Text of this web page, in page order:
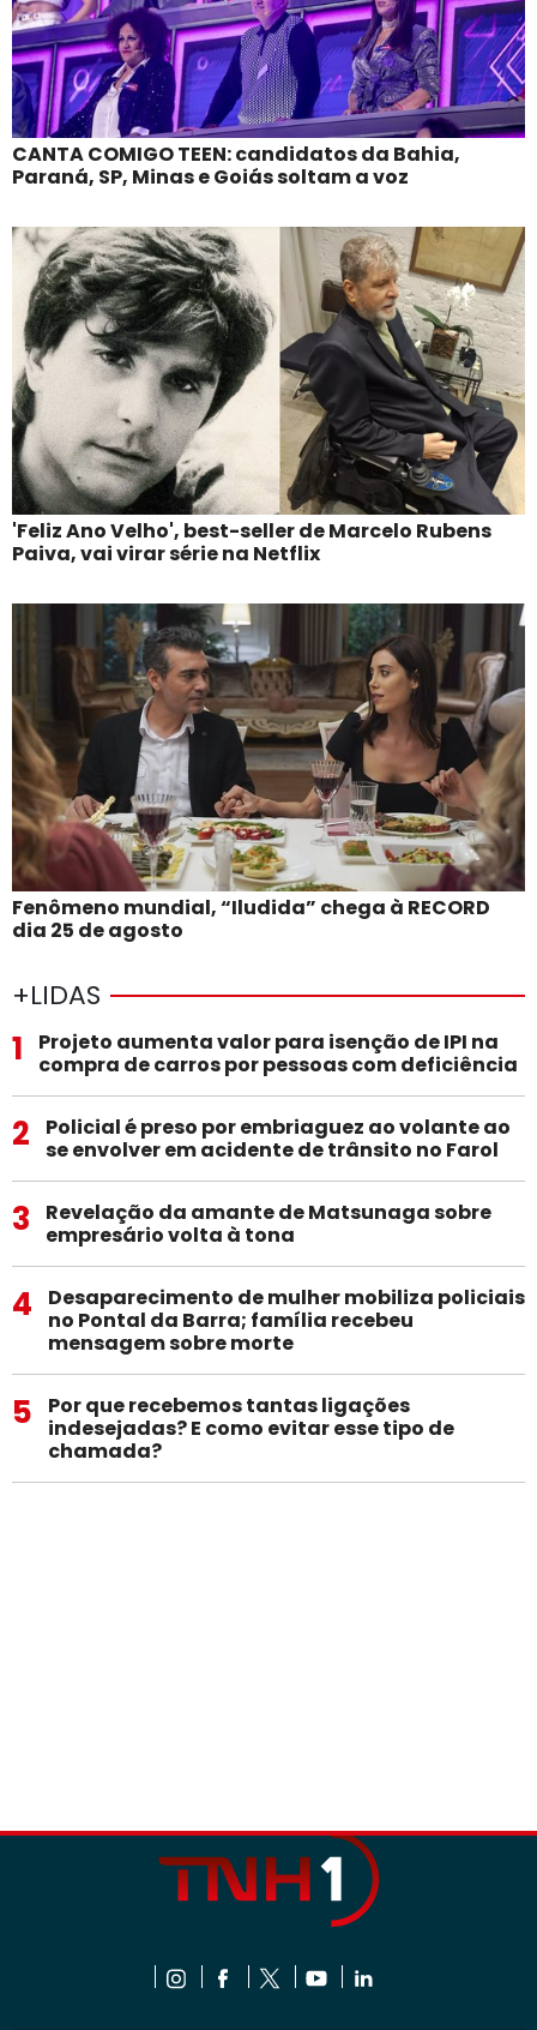
CANTA COMIGO TEEN: candidatos da Bahia,
Paraná, SP, Minas e Goiás soltam a voz
'Feliz Ano Velho', best-seller de Marcelo Rubens
Paiva, vai virar série na Netflix
Fenômeno mundial, “Iludida” chega à RECORD
dia 25 de agosto
+LIDAS
1
Projeto aumenta valor para isenção de IPI na
compra de carros por pessoas com deficiência
2
Policial é preso por embriaguez ao volante ao
se envolver em acidente de trânsito no Farol
3
Revelação da amante de Matsunaga sobre
empresário volta à tona
4
Desaparecimento de mulher mobiliza policiais
no Pontal da Barra; família recebeu
mensagem sobre morte
5
Por que recebemos tantas ligações
indesejadas? E como evitar esse tipo de
chamada?